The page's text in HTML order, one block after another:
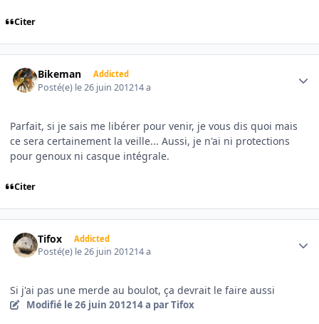
Citer
Bikeman Addicted
Posté(e) le 26 juin 201214 a
Parfait, si je sais me libérer pour venir, je vous dis quoi mais
ce sera certainement la veille... Aussi, je n'ai ni protections
pour genoux ni casque intégrale.
Citer
Tifox Addicted
Posté(e) le 26 juin 201214 a
Si j'ai pas une merde au boulot, ça devrait le faire aussi
Modifié le 26 juin 201214 a par Tifox